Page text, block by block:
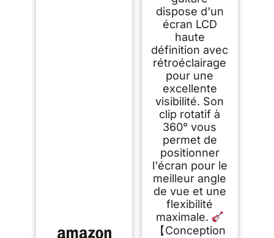
dispose d'un
écran LCD
haute
définition avec
rétroéclairage
pour une
excellente
visibilité. Son
clip rotatif à
360° vous
permet de
positionner
l'écran pour le
meilleur angle
de vue et une
flexibilité
maximale.
【Conception